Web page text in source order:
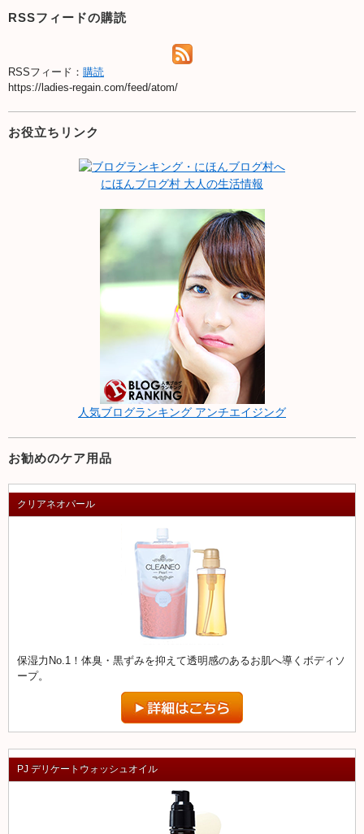
RSSフィードの購読
RSSフィード： 購読
https://ladies-regain.com/feed/atom/
お役立ちリンク
にほんブログ村 大人の生活情報
人気ブログランキング アンチエイジング
お勧めのケア用品
クリアネオパール
保湿力No.1！体臭・黒ずみを抑えて透明感のあるお肌へ導くボディソ
ープ。
PJ デリケートウォッシュオイル